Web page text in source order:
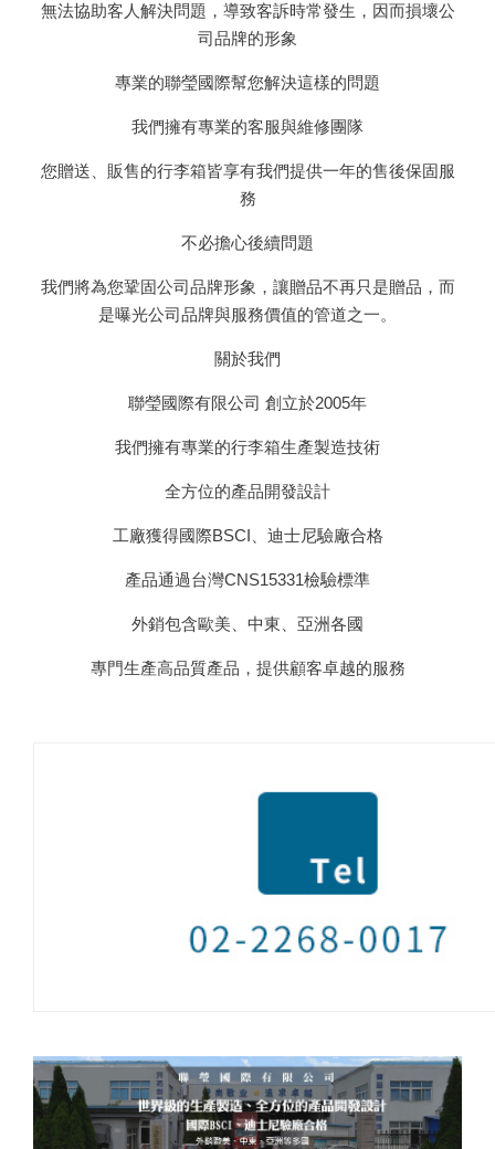
無法協助客人解決問題，導致客訴時常發生，因而損壞公
司品牌的形象
專業的聯瑩國際幫您解決這樣的問題
我們擁有專業的客服與維修團隊
您贈送、販售的行李箱皆享有我們提供一年的售後保固服
務
不必擔心後續問題
我們將為您鞏固公司品牌形象，讓贈品不再只是贈品，而
是曝光公司品牌與服務價值的管道之一。
關於我們
聯瑩國際有限公司 創立於2005年
我們擁有專業的行李箱生產製造技術
全方位的產品開發設計
工廠獲得國際BSCI、迪士尼驗廠合格
產品通過台灣CNS15331檢驗標準
外銷包含歐美、中東、亞洲各國
專門生產高品質產品，提供顧客卓越的服務